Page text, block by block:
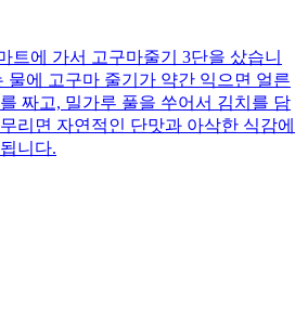
트에 가서 고구마줄기 3단을 샀습니
물에 고구마 줄기가 약간 익으면 얼른
짜고, 밀가루 풀을 쑤어서 김치를 담
리면 자연적인 단맛과 아삭한 식감에
니다.